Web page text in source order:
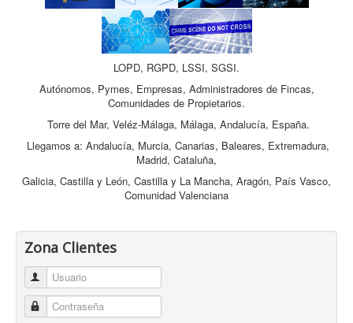
LOPD, RGPD, LSSI, SGSI.
Autónomos, Pymes, Empresas, Administradores de Fincas,
Comunidades de Propietarios.
Torre del Mar, Veléz-Málaga, Málaga, Andalucía, España.
Llegamos a: Andalucía, Murcia, Canarias, Baleares, Extremadura,
Madrid, Cataluña,
Galicia, Castilla y León, Castilla y La Mancha, Aragón, País Vasco,
Comunidad Valenciana
Zona Clientes
Usuario
Contraseña